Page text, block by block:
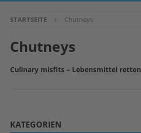
STARTSEITE Chutneys
Chutneys
Culinary misfits – Lebensmittel
KATEGORIEN